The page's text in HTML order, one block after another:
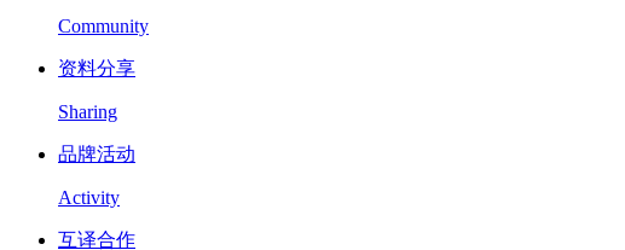
Community
资料分享
Sharing
品牌活动
Activity
互译合作